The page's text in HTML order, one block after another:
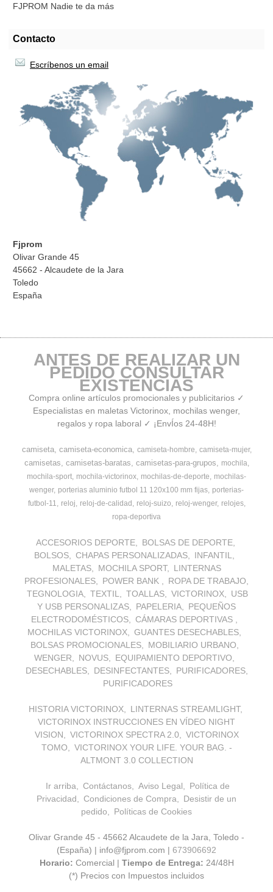
FJPROM Nadie te da más
Contacto
Escríbenos un email
Fjprom
Olivar Grande 45
45662 - Alcaudete de la Jara
Toledo
España
ANTES DE REALIZAR UN
PEDIDO CONSULTAR
EXISTENCIAS
Compra online artículos promocionales y publicitarios ✓
Especialistas en maletas Victorinox, mochilas wenger,
regalos y ropa laboral ✓ ¡EnvÍos 24-48H!
camiseta camiseta-economica camiseta-hombre camiseta-mujer
camisetas camisetas-baratas camisetas-para-grupos
mochila
mochila-sport mochila-victorinox mochilas-de-deporte
mochilas-
wenger porterias aluminio futbol 11 120x100 mm fijas porterias-
futbol-11
reloj reloj-de-calidad reloj-suizo reloj-wenger
relojes
ropa-deportiva
ACCESORIOS DEPORTE
BOLSAS DE DEPORTE
BOLSOS
CHAPAS PERSONALIZADAS
INFANTIL
MALETAS
MOCHILA SPORT
LINTERNAS
PROFESIONALES
POWER BANK
ROPA DE TRABAJO
TEGNOLOGIA
TEXTIL TOALLAS VICTORINOX
USB
Y USB PERSONALIZAS
PAPELERIA
PEQUEÑOS
ELECTRODOMÉSTICOS
CÁMARAS DEPORTIVAS
MOCHILAS VICTORINOX
GUANTES DESECHABLES
BOLSAS PROMOCIONALES
MOBILIARIO URBANO
WENGER
NOVUS
EQUIPAMIENTO DEPORTIVO
DESECHABLES
DESINFECTANTES
PURIFICADORES
PURIFICADORES
HISTORIA VICTORINOX
LINTERNAS STREAMLIGHT
VICTORINOX INSTRUCCIONES EN VÍDEO NIGHT
VISION
VICTORINOX SPECTRA 2.0
VICTORINOX
TOMO
VICTORINOX YOUR LIFE. YOUR BAG. -
ALTMONT 3.0 COLLECTION
Ir arriba Contáctanos Aviso Legal
Política de
Privacidad
Condiciones de Compra
Desistir de un
pedido
Políticas de Cookies
Olivar Grande 45 - 45662 Alcaudete de la Jara, Toledo -
(España) | info@fjprom.com | 673906692
Horario: Comercial | Tiempo de Entrega: 24/48H
(*) Precios con Impuestos incluidos